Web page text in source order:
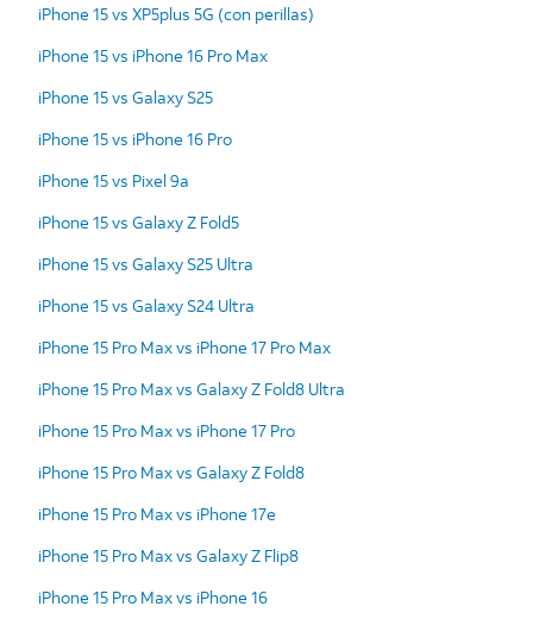
iPhone 15 vs XP5plus 5G (con perillas)
iPhone 15 vs iPhone 16 Pro Max
iPhone 15 vs Galaxy S25
iPhone 15 vs iPhone 16 Pro
iPhone 15 vs Pixel 9a
iPhone 15 vs Galaxy Z Fold5
iPhone 15 vs Galaxy S25 Ultra
iPhone 15 vs Galaxy S24 Ultra
iPhone 15 Pro Max vs iPhone 17 Pro Max
iPhone 15 Pro Max vs Galaxy Z Fold8 Ultra
iPhone 15 Pro Max vs iPhone 17 Pro
iPhone 15 Pro Max vs Galaxy Z Fold8
iPhone 15 Pro Max vs iPhone 17e
iPhone 15 Pro Max vs Galaxy Z Flip8
iPhone 15 Pro Max vs iPhone 16